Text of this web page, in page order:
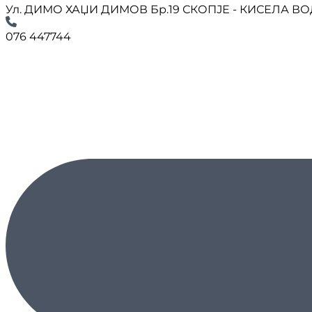
Ул. ДИМО ХАЏИ ДИМОВ Бр.19 СКОПЈЕ - КИСЕЛА
076 447744